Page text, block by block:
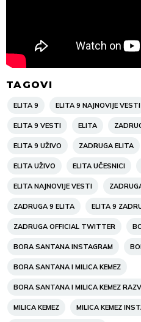
TAGOVI
ELITA 9 ELITA 9 NAJNOVIJE VESTI
ELITA 9 VESTI ELITA
ELITA 9 UŽIVO ZADRUGA ELITA
ELITA UŽIVO ELITA UČESNICI
ELITA NAJNOVIJE VESTI
ZADRUGA 9 ELITA ELITA 9
ZADRUGA OFFICIAL TWITTER
BORA SANTANA INSTAGRAM
BORA SANTANA I MILICA KEMEZ
BORA SANTANA I MILICA KEMEZ
MILICA KEMEZ MILICA KEMEZ